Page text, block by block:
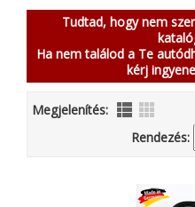
Tudtad, hogy nem
Ha nem találod a Te
kérj
Megjelenítés:
Rendezés: